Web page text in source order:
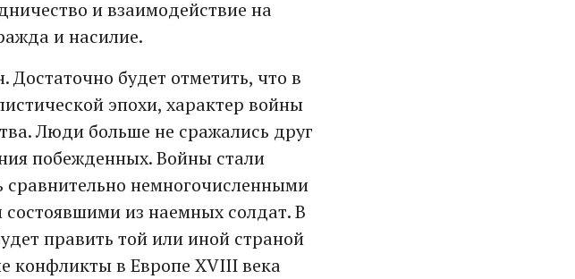
и взаимодействие на
и насилие.
Достаточно будет отметить, что в
эпохи, характер войны
Люди больше не сражались друг
побежденных. Войны стали
сравнительно немногочисленными
из наемных солдат. В
править той или иной страной
конфликты в Европе XVIII века